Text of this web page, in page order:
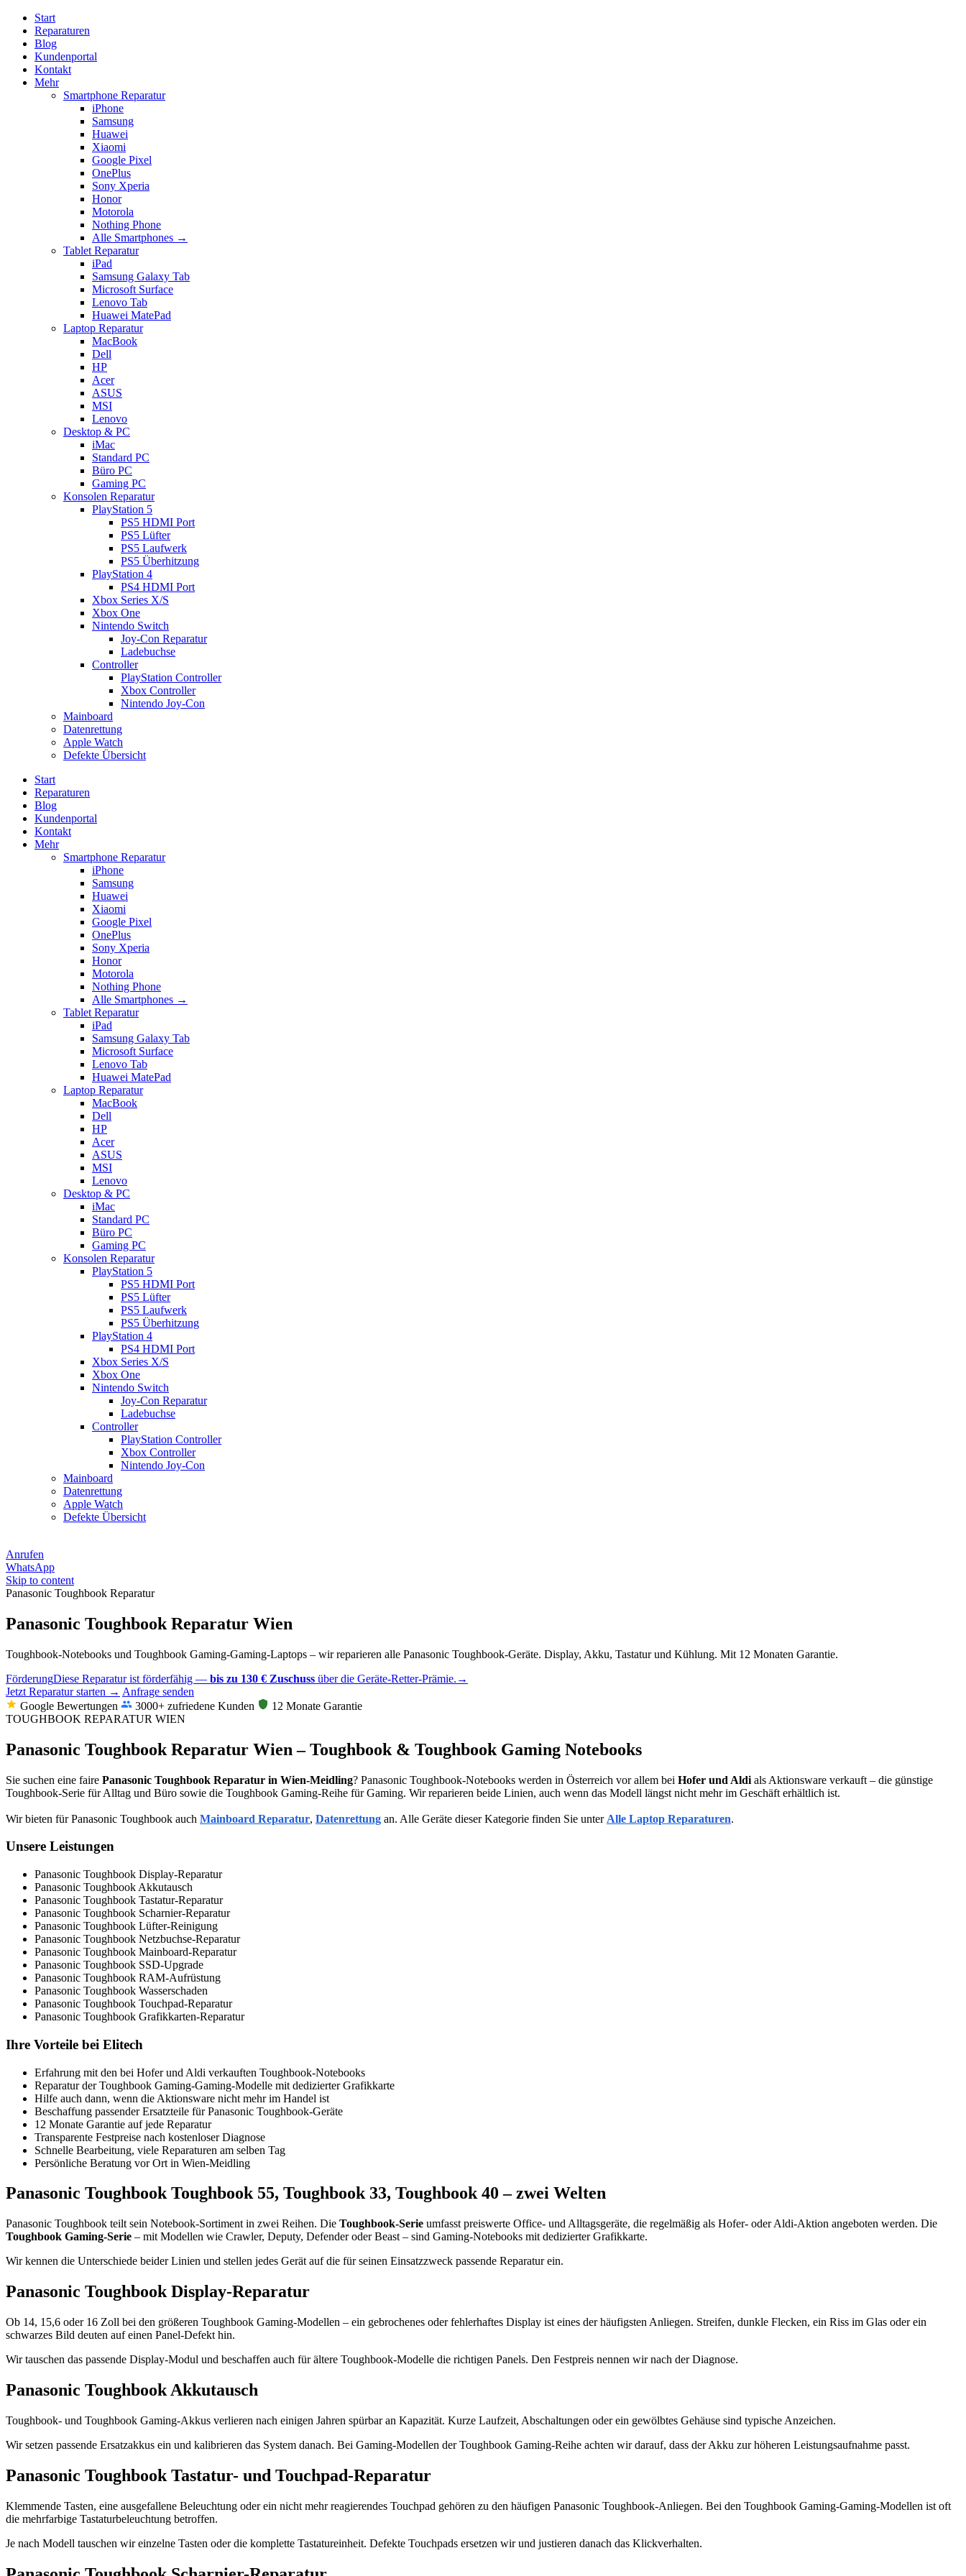
Start
Reparaturen
Blog
Kundenportal
Kontakt
Mehr
Smartphone Reparatur
iPhone
Samsung
Huawei
Xiaomi
Google Pixel
OnePlus
Sony Xperia
Honor
Motorola
Nothing Phone
Alle Smartphones →
Tablet Reparatur
iPad
Samsung Galaxy Tab
Microsoft Surface
Lenovo Tab
Huawei MatePad
Laptop Reparatur
MacBook
Dell
HP
Acer
ASUS
MSI
Lenovo
Desktop & PC
iMac
Standard PC
Büro PC
Gaming PC
Konsolen Reparatur
PlayStation 5
PS5 HDMI Port
PS5 Lüfter
PS5 Laufwerk
PS5 Überhitzung
PlayStation 4
PS4 HDMI Port
Xbox Series X/S
Xbox One
Nintendo Switch
Joy-Con Reparatur
Ladebuchse
Controller
PlayStation Controller
Xbox Controller
Nintendo Joy-Con
Mainboard
Datenrettung
Apple Watch
Defekte Übersicht
Start
Reparaturen
Blog
Kundenportal
Kontakt
Mehr
Smartphone Reparatur
iPhone
Samsung
Huawei
Xiaomi
Google Pixel
OnePlus
Sony Xperia
Honor
Motorola
Nothing Phone
Alle Smartphones →
Tablet Reparatur
iPad
Samsung Galaxy Tab
Microsoft Surface
Lenovo Tab
Huawei MatePad
Laptop Reparatur
MacBook
Dell
HP
Acer
ASUS
MSI
Lenovo
Desktop & PC
iMac
Standard PC
Büro PC
Gaming PC
Konsolen Reparatur
PlayStation 5
PS5 HDMI Port
PS5 Lüfter
PS5 Laufwerk
PS5 Überhitzung
PlayStation 4
PS4 HDMI Port
Xbox Series X/S
Xbox One
Nintendo Switch
Joy-Con Reparatur
Ladebuchse
Controller
PlayStation Controller
Xbox Controller
Nintendo Joy-Con
Mainboard
Datenrettung
Apple Watch
Defekte Übersicht
Anrufen
WhatsApp
Skip to content
Panasonic Toughbook Reparatur
Panasonic Toughbook Reparatur Wien
Toughbook-Notebooks und Toughbook Gaming-Gaming-Laptops – wir reparieren alle Panasonic Toughbook-Geräte. Display, Akku, Tastatur und Kühlung. Mit 12 Monaten Garantie.
FörderungDiese Reparatur ist förderfähig — bis zu 130 € Zuschuss über die Geräte-Retter-Prämie. →
Jetzt Reparatur starten → Anfrage senden
Google Bewertungen
3000+ zufriedene Kunden
12 Monate Garantie
TOUGHBOOK REPARATUR WIEN
Panasonic Toughbook Reparatur Wien – Toughbook & Toughbook Gaming Notebooks
Sie suchen eine faire Panasonic Toughbook Reparatur in Wien-Meidling? Panasonic Toughbook-Notebooks werden in Österreich vor allem bei Hofer und Aldi als Aktionsware verkauft – die günstige
Toughbook-Serie für Alltag und Büro sowie die Toughbook Gaming-Reihe für Gaming. Wir reparieren beide Linien, auch wenn das Modell längst nicht mehr im Geschäft erhältlich ist.
Wir bieten für Panasonic Toughbook auch Mainboard Reparatur, Datenrettung an. Alle Geräte dieser Kategorie finden Sie unter Alle Laptop Reparaturen.
Unsere Leistungen
Panasonic Toughbook Display-Reparatur
Panasonic Toughbook Akkutausch
Panasonic Toughbook Tastatur-Reparatur
Panasonic Toughbook Scharnier-Reparatur
Panasonic Toughbook Lüfter-Reinigung
Panasonic Toughbook Netzbuchse-Reparatur
Panasonic Toughbook Mainboard-Reparatur
Panasonic Toughbook SSD-Upgrade
Panasonic Toughbook RAM-Aufrüstung
Panasonic Toughbook Wasserschaden
Panasonic Toughbook Touchpad-Reparatur
Panasonic Toughbook Grafikkarten-Reparatur
Ihre Vorteile bei Elitech
Erfahrung mit den bei Hofer und Aldi verkauften Toughbook-Notebooks
Reparatur der Toughbook Gaming-Gaming-Modelle mit dedizierter Grafikkarte
Hilfe auch dann, wenn die Aktionsware nicht mehr im Handel ist
Beschaffung passender Ersatzteile für Panasonic Toughbook-Geräte
12 Monate Garantie auf jede Reparatur
Transparente Festpreise nach kostenloser Diagnose
Schnelle Bearbeitung, viele Reparaturen am selben Tag
Persönliche Beratung vor Ort in Wien-Meidling
Panasonic Toughbook Toughbook 55, Toughbook 33, Toughbook 40 – zwei Welten
Panasonic Toughbook teilt sein Notebook-Sortiment in zwei Reihen. Die Toughbook-Serie umfasst preiswerte Office- und Alltagsgeräte, die regelmäßig als Hofer- oder Aldi-Aktion angeboten werden. Die
Toughbook Gaming-Serie – mit Modellen wie Crawler, Deputy, Defender oder Beast – sind Gaming-Notebooks mit dedizierter Grafikkarte.
Wir kennen die Unterschiede beider Linien und stellen jedes Gerät auf die für seinen Einsatzzweck passende Reparatur ein.
Panasonic Toughbook Display-Reparatur
Ob 14, 15,6 oder 16 Zoll bei den größeren Toughbook Gaming-Modellen – ein gebrochenes oder fehlerhaftes Display ist eines der häufigsten Anliegen. Streifen, dunkle Flecken, ein Riss im Glas oder ein
schwarzes Bild deuten auf einen Panel-Defekt hin.
Wir tauschen das passende Display-Modul und beschaffen auch für ältere Toughbook-Modelle die richtigen Panels. Den Festpreis nennen wir nach der Diagnose.
Panasonic Toughbook Akkutausch
Toughbook- und Toughbook Gaming-Akkus verlieren nach einigen Jahren spürbar an Kapazität. Kurze Laufzeit, Abschaltungen oder ein gewölbtes Gehäuse sind typische Anzeichen.
Wir setzen passende Ersatzakkus ein und kalibrieren das System danach. Bei Gaming-Modellen der Toughbook Gaming-Reihe achten wir darauf, dass der Akku zur höheren Leistungsaufnahme passt.
Panasonic Toughbook Tastatur- und Touchpad-Reparatur
Klemmende Tasten, eine ausgefallene Beleuchtung oder ein nicht mehr reagierendes Touchpad gehören zu den häufigen Panasonic Toughbook-Anliegen. Bei den Toughbook Gaming-Gaming-Modellen ist oft
die mehrfarbige Tastaturbeleuchtung betroffen.
Je nach Modell tauschen wir einzelne Tasten oder die komplette Tastatureinheit. Defekte Touchpads ersetzen wir und justieren danach das Klickverhalten.